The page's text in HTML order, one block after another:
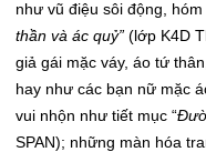
như vũ điệu sôi động,
thần và ác quỷ” (lớp K4D
giả gái mặc váy, áo tứ
hay như các bạn nữ mặc
vui nhộn như tiết mục “
SPAN); những màn hóa